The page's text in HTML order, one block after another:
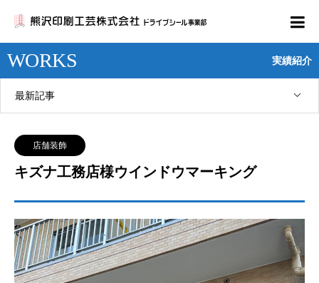
WORKS 実績紹介
最新記事
店舗装飾
キズナ工務店様ウインドウマーキング